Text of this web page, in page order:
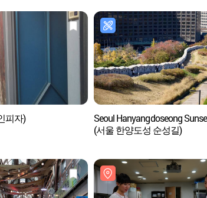
피자)
Seoul Hanyangdoseong
(서울 한양도성 순성길)